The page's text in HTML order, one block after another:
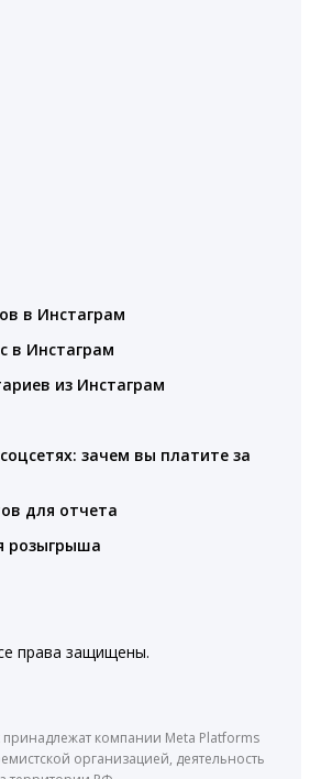
в Инстаграм
в Инстаграм
из Инстаграм
зачем вы платите за
для отчета
розыгрыша
права защищены.
компании Meta Platforms
организацией, деятельность